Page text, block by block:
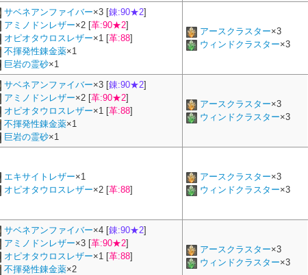
サベネアンファイバー×3 [錬:90★2]
アミノドンレザー×2 [革:90★2]
オピオタウロスレザー×1 [革:88]
不揮発性錬金薬×1
巨岩の霊砂×1
アースクラスター×3
ウィンドクラスター×3
サベネアンファイバー×3 [錬:90★2]
アミノドンレザー×2 [革:90★2]
オピオタウロスレザー×1 [革:88]
不揮発性錬金薬×1
巨岩の霊砂×1
アースクラスター×3
ウィンドクラスター×3
エキサイトレザー×1
オピオタウロスレザー×2 [革:88]
アースクラスター×3
ウィンドクラスター×3
サベネアンファイバー×4 [錬:90★2]
アミノドンレザー×3 [革:90★2]
オピオタウロスレザー×1 [革:88]
不揮発性錬金薬×2
アースクラスター×3
ウィンドクラスター×3